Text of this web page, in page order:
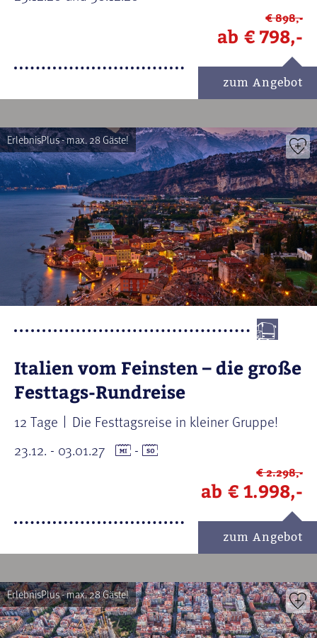
€ 898,-
ab € 798,-
zum Angebot
ErlebnisPlus - max. 28 Gäste!
Italien vom Feinsten – die große
Festtags-Rundreise
12 Tage
Die Festtagsreise in kleiner Gruppe!
23.12. - 03.01.27
-
€ 2.298,-
ab € 1.998,-
zum Angebot
ErlebnisPlus - max. 28 Gäste!